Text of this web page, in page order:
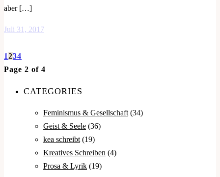
aber […]
Juli 31, 2017
1234
Page 2 of 4
CATEGORIES
Feminismus & Gesellschaft (34)
Geist & Seele (36)
kea schreibt (19)
Kreatives Schreiben (4)
Prosa & Lyrik (19)